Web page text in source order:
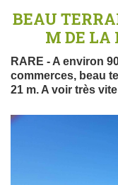
BEAU
M DE LA
RARE - A environ
commerces, beau
21 m. A voir très